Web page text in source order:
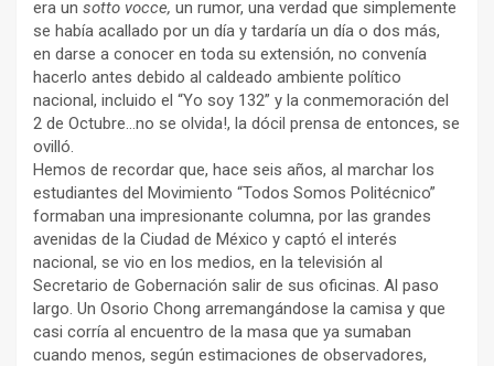
era un sotto vocce, un rumor, una verdad que simplemente
se había acallado por un día y tardaría un día o dos más,
en darse a conocer en toda su extensión, no convenía
hacerlo antes debido al caldeado ambiente político
nacional, incluido el “Yo soy 132” y la conmemoración del
2 de Octubre…no se olvida!, la dócil prensa de entonces, se
ovilló.
Hemos de recordar que, hace seis años, al marchar los
estudiantes del Movimiento “Todos Somos Politécnico”
formaban una impresionante columna, por las grandes
avenidas de la Ciudad de México y captó el interés
nacional, se vio en los medios, en la televisión al
Secretario de Gobernación salir de sus oficinas. Al paso
largo. Un Osorio Chong arremangándose la camisa y que
casi corría al encuentro de la masa que ya sumaban
cuando menos, según estimaciones de observadores,